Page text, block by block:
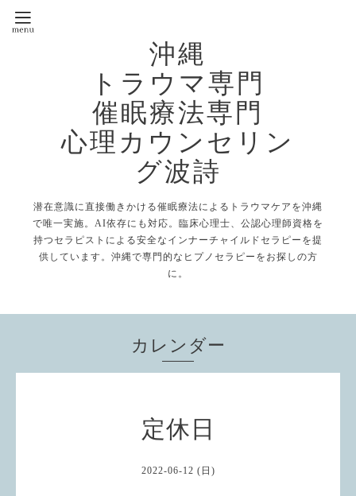
沖縄
トラウマ専門
催眠療法専門
心理カウンセリン
グ波詩
潜在意識に直接働きかける催眠療法によるトラウマケアを沖縄
で唯一実施。AI依存にも対応。臨床心理士、公認心理師資格を
持つセラピストによる安全なインナーチャイルドセラピーを提
供しています。沖縄で専門的なヒプノセラピーをお探しの方
に。
カレンダー
定休日
2022-06-12 (日)